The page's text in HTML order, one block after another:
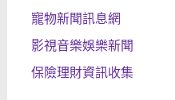
寵物新聞訊息網
影視音樂娛樂新聞
保險理財資訊收集